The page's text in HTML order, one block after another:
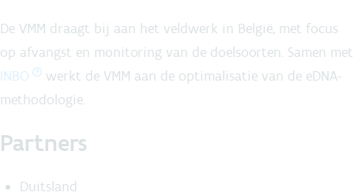
De VMM draagt bij aan het veldwerk in België, met focus
op afvangst en monitoring van de doelsoorten. Samen met
INBO
werkt de VMM aan de optimalisatie van de eDNA-
methodologie.
Partners
Duitsland